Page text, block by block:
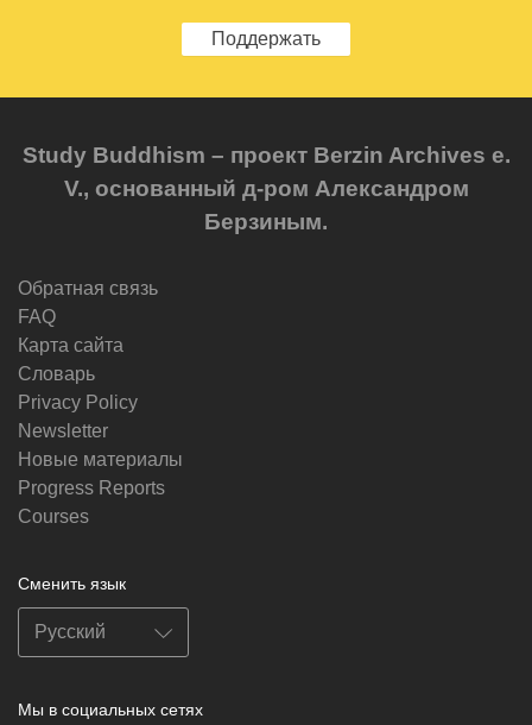
Поддержать
Study Buddhism – проект Berzin Archives e.
V., основанный д-ром Александром
Берзиным.
Обратная связь
FAQ
Карта сайта
Словарь
Privacy Policy
Newsletter
Новые материалы
Progress Reports
Courses
Сменить язык
Мы в социальных сетях